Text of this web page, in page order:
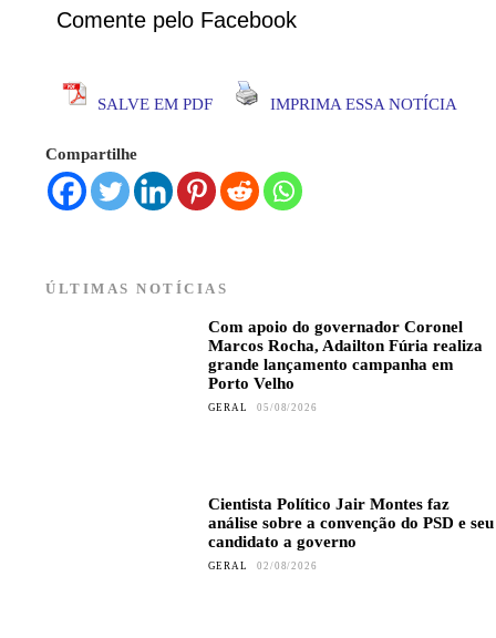
Comente pelo Facebook
SALVE EM PDF IMPRIMA ESSA NOTÍCIA
Compartilhe
ÚLTIMAS NOTÍCIAS
Com apoio do governador Coronel
Marcos Rocha, Adailton Fúria realiza
grande lançamento campanha em
Porto Velho
GERAL 05/08/2026
Cientista Político Jair Montes faz
análise sobre a convenção do PSD e seu
candidato a governo
GERAL 02/08/2026